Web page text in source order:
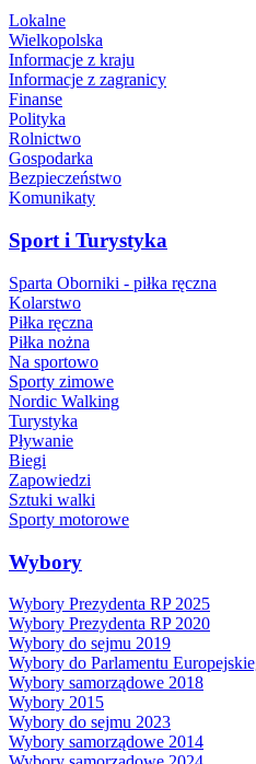
Lokalne
Wielkopolska
Informacje z kraju
Informacje z zagranicy
Finanse
Polityka
Rolnictwo
Gospodarka
Bezpieczeństwo
Komunikaty
Sport i Turystyka
Sparta Oborniki - piłka ręczna
Kolarstwo
Piłka ręczna
Piłka nożna
Na sportowo
Sporty zimowe
Nordic Walking
Turystyka
Pływanie
Biegi
Zapowiedzi
Sztuki walki
Sporty motorowe
Wybory
Wybory Prezydenta RP 2025
Wybory Prezydenta RP 2020
Wybory do sejmu 2019
Wybory do Parlamentu
Wybory samorządowe 2018
Wybory 2015
Wybory do sejmu 2023
Wybory samorządowe 2014